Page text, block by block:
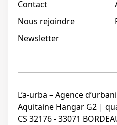
Contact
Nous rejoindre
Newsletter
L’a-urba – Agence
Aquitaine Hangar G2 |
CS 32176 - 33071